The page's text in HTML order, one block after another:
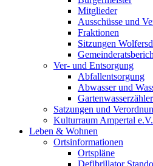
Mitglieder
Ausschüsse und
Fraktionen
Sitzungen
Ver- und Entsorgung
Abfallentsorgung
Abwasser und
Gartenwasserzähler
Satzungen und
Kulturraum Ampertal e.V.
Leben & Wohnen
Ortsinformationen
Ortspläne
Defibrillator